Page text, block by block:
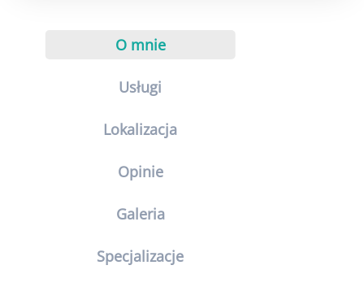
O mnie
Usługi
Lokalizacja
Opinie
Galeria
Specjalizacje